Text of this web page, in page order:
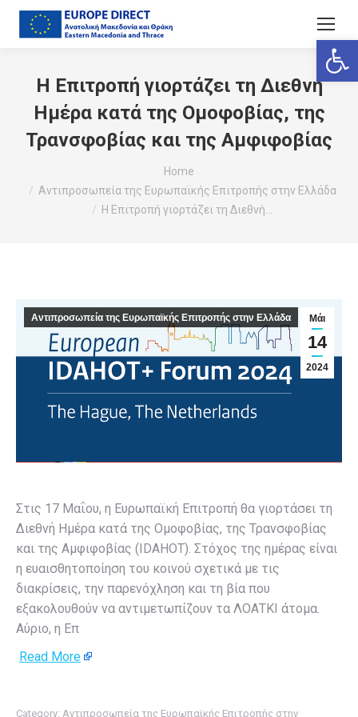
Η Επιτροπή γιορτάζει τη Διεθνή
Ημέρα κατά της Ομοφοβίας, της
Τρανσφοβίας και της Αμφιφοβίας
Home
Αντιπροσωπεία της Ευρωπαϊκής Επιτροπής στην Ελλάδα
Η Επιτροπή γιορτάζει τη Διεθνή…
Μάι
14
2024
Αντιπροσωπεία της Ευρωπαϊκής Επιτροπής στην Ελλάδα
Στις 17 Μαΐου, η Ευρωπαϊκή Επιτροπή θα γιορτάσει τη
Διεθνή Ημέρα κατά της Ομοφοβίας, της Τρανσφοβίας
και της Αμφιφοβίας (IDAHOT). Στόχος της ημέρας είναι
η ευαισθητοποίηση του κοινού σχετικά με τις
διακρίσεις, την παρενόχληση και τη βία που
εξακολουθούν να αντιμετωπίζουν τα ΛΟΑΤΚΙ άτομα.
Αύριο, η Επ
Read More
Category: Αντιπροσωπεία της Ευρωπαϊκής Επιτροπής στην